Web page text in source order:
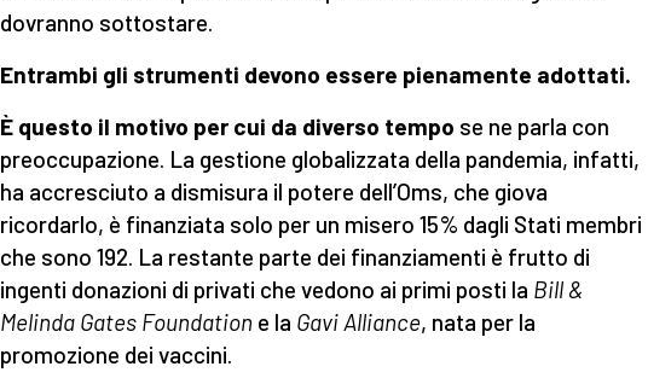
dovranno sottostare.
Entrambi gli strumenti devono essere pienamente adottati.
È questo il motivo per cui da diverso tempo se ne parla con
preoccupazione. La gestione globalizzata della pandemia, infatti,
ha accresciuto a dismisura il potere dell’Oms, che giova
ricordarlo, è finanziata solo per un misero 15% dagli Stati membri
che sono 192. La restante parte dei finanziamenti è frutto di
ingenti donazioni di privati che vedono ai primi posti la Bill &
Melinda Gates Foundation e la Gavi Alliance, nata per la
promozione dei vaccini.